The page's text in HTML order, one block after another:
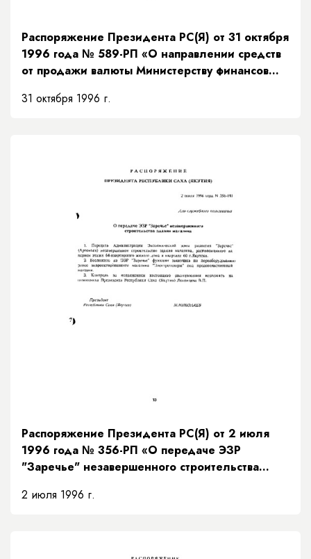
Распоряжение Президента РС(Я) от 31 октября
1996 года № 589-РП «О направлении средств
от продажи валюты Министерству финансов
31 октября 1996 г.
Распоряжение Президента РС(Я) от 2 июля
1996 года № 356-РП «О передаче ЭЗР
"Заречье" незавершенного строительства
2 июля 1996 г.